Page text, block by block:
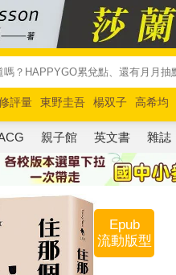
評量 東野圭吾 楊双子 高希均
放
奧德賽 路邊攤新作 馬斯克
親子館 英文書 雜誌
Epub
流動版型